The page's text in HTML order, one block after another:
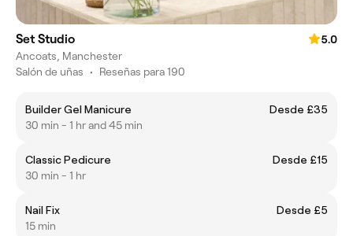
Set Studio
5.0
Ancoats, Manchester
Salón de uñas • Reseñas para 190
Builder Gel Manicure
Desde £35
30 min - 1 hr and 45 min
Classic Pedicure
Desde £15
30 min - 1 hr
Nail Fix
Desde £5
15 min